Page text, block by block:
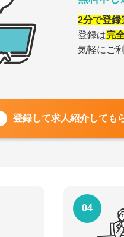
2分で登録
登録は完
気軽にご
登録して求人紹介しても
04